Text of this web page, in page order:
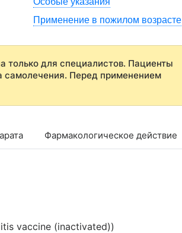
Применение в пожилом возрасте
только для специалистов. Пациенты
самолечения. Перед применением
Фармакологическое действие
vaccine (inactivated))